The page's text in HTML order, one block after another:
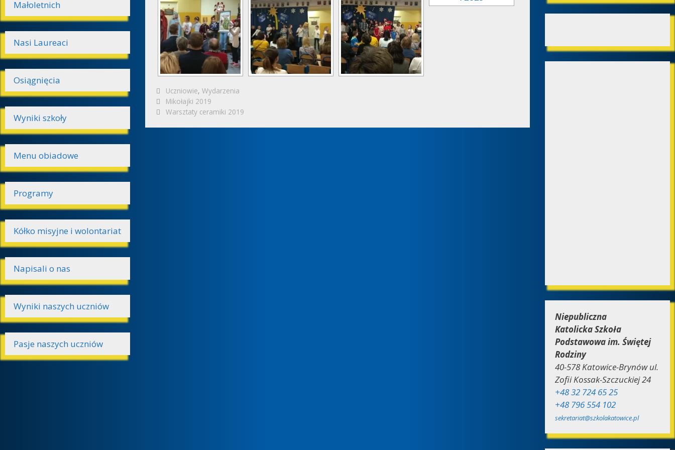
Kategorie
Uczniowie, Wydarzenia
Zobacz
wpisy
Mikołajki 2019
Warsztaty ceramiki 2019
Małoletnich
Nasi Laureaci
Osiągnięcia
Wyniki szkoły
Menu obiadowe
Programy
Kółko misyjne i wolontariat
Napisali o nas
Wyniki naszych uczniów
Pasje naszych uczniów
Niepubliczna
Katolicka Szkoła
Podstawowa im. Świętej
Rodziny
40-578 Katowice-Brynów ul.
Zofii Kossak-Szczuckiej 24
+48 32 724 65 25
+48 796 554 102
sekretariat@szkolakatowice.pl